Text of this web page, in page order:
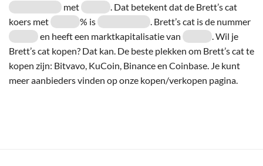
met
. Dat betekent dat de Brett’s cat
koers met
% is
. Brett’s cat is de nummer
en heeft een marktkapitalisatie van
. Wil je
Brett’s cat kopen? Dat kan. De beste plekken om Brett’s cat te
kopen zijn: Bitvavo, KuCoin, Binance en Coinbase. Je kunt
meer aanbieders vinden op onze kopen/verkopen pagina.